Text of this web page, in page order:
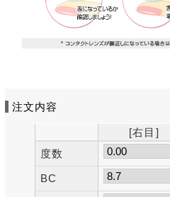
注文内容
[右目]
度数
BC